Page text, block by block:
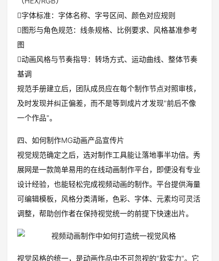
字体标准：字体名称、字号区间、颜色对应规则
图形与角色规范：线条规格、比例要求、风格基准参考
图
动画风格与节奏指导：转场方式、运动曲线、整体节奏
基调
规范手册建立后，团队成员应在每个制作节点对照审核，
及时发现并纠正偏差，而不是等到成片才发现"前后不像
一个作品"。
四、如何制作MG动画产品宣传片
视觉规范确定之后，选对制作工具能让落地事半功倍。秀
展网是一款简单易用的在线动画制作平台，即便没有专业
设计经验，也能轻松完成视频动画的制作。平台提供海量
可编辑模板，风格分类清晰，色彩、字体、元素均可灵活
调整，帮助创作者在保持视觉统一的前提下快速出片。
视觉风格的统一，是动画作品中不可忽视的"软实力"。它